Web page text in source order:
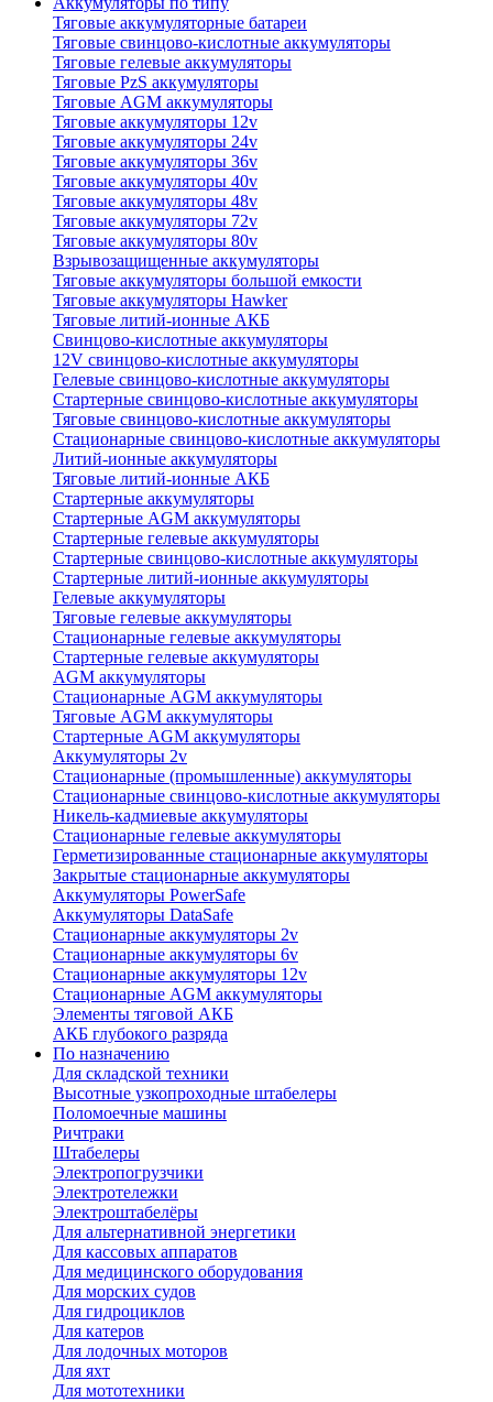
Тяговые аккумуляторные батареи
Тяговые свинцово-кислотные аккумуляторы
Тяговые гелевые аккумуляторы
Тяговые PzS аккумуляторы
Тяговые AGM аккумуляторы
Тяговые аккумуляторы 12v
Тяговые аккумуляторы 24v
Тяговые аккумуляторы 36v
Тяговые аккумуляторы 40v
Тяговые аккумуляторы 48v
Тяговые аккумуляторы 72v
Тяговые аккумуляторы 80v
Взрывозащищенные аккумуляторы
Тяговые аккумуляторы большой емкости
Тяговые аккумуляторы Hawker
Тяговые литий-ионные АКБ
Свинцово-кислотные аккумуляторы
12V свинцово-кислотные аккумуляторы
Гелевые свинцово-кислотные аккумуляторы
Стартерные свинцово-кислотные аккумуляторы
Тяговые свинцово-кислотные аккумуляторы
Стационарные свинцово-кислотные аккумуляторы
Литий-ионные аккумуляторы
Тяговые литий-ионные АКБ
Стартерные аккумуляторы
Стартерные AGM аккумуляторы
Стартерные гелевые аккумуляторы
Стартерные свинцово-кислотные аккумуляторы
Стартерные литий-ионные аккумуляторы
Гелевые аккумуляторы
Тяговые гелевые аккумуляторы
Стационарные гелевые аккумуляторы
Стартерные гелевые аккумуляторы
AGM аккумуляторы
Стационарные AGM аккумуляторы
Тяговые AGM аккумуляторы
Стартерные AGM аккумуляторы
Аккумуляторы 2v
Стационарные (промышленные) аккумуляторы
Стационарные свинцово-кислотные аккумуляторы
Никель-кадмиевые аккумуляторы
Стационарные гелевые аккумуляторы
Герметизированные стационарные аккумуляторы
Закрытые стационарные аккумуляторы
Аккумуляторы PowerSafe
Аккумуляторы DataSafe
Стационарные аккумуляторы 2v
Стационарные аккумуляторы 6v
Стационарные аккумуляторы 12v
Стационарные AGM аккумуляторы
Элементы тяговой АКБ
АКБ глубокого разряда
По назначению
Для складской техники
Высотные узкопроходные штабелеры
Поломоечные машины
Ричтраки
Штабелеры
Электропогрузчики
Электротележки
Электроштабелёры
Для альтернативной энергетики
Для кассовых аппаратов
Для медицинского оборудования
Для морских судов
Для гидроциклов
Для катеров
Для лодочных моторов
Для яхт
Для мототехники